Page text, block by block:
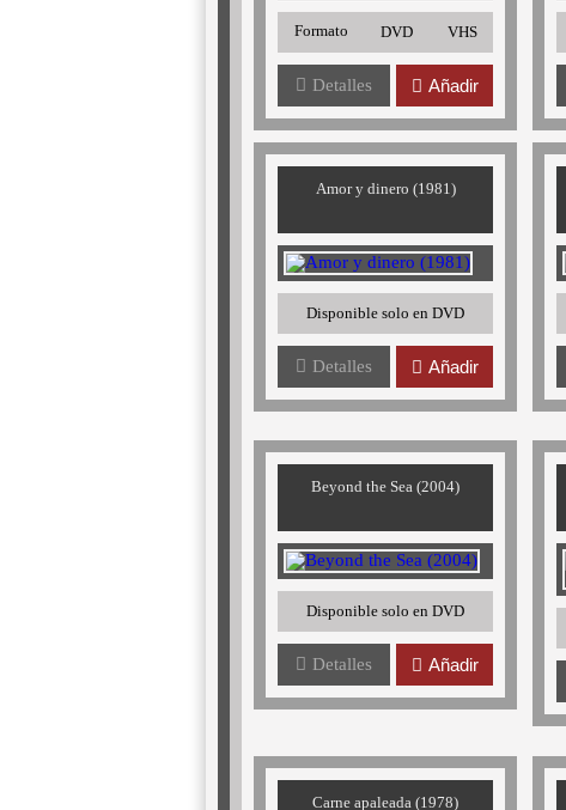
Formato DVD VHS
Detalles Añadir
Amor y dinero (1981)
Disponible solo en DVD
Detalles Añadir
Beyond the Sea (2004)
Disponible solo en DVD
Detalles Añadir
Carne apaleada (1978)